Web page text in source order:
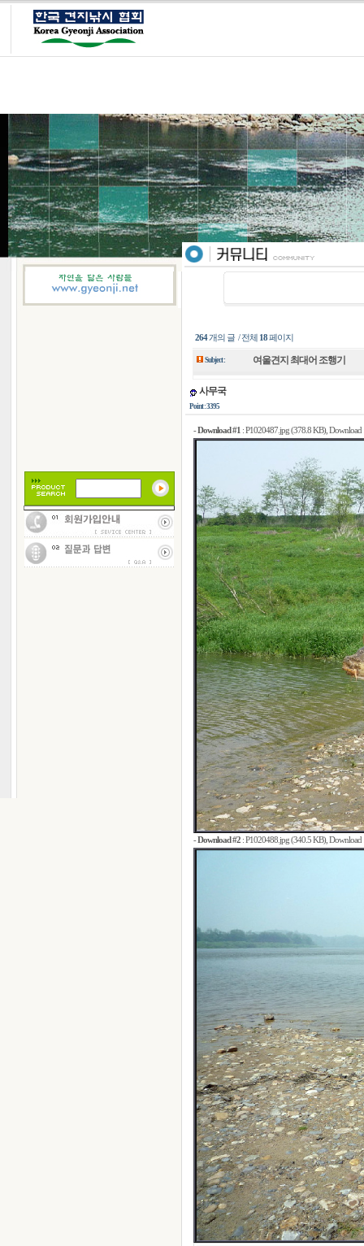
264개의 글 / 전체 18페이지
Subject : 여울견지 최대어 조행기
사무국
Point : 3395
-Download #1 :P1020487.jpg (378.8 KB), Download
-Download #2 :P1020488.jpg (340.5 KB), Download